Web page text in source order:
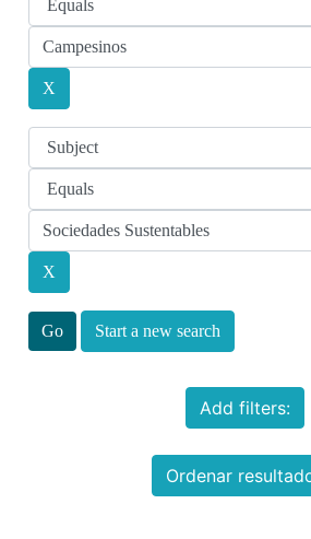
Start a new search
Add filters:
Ordenar